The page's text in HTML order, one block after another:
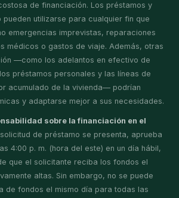
de financiación. Los préstamos y
utilizarse para cualquier fin que
emergencias imprevistas, reparaciones
médicos o gastos de viaje. Además, otras
—como los adelantos en efectivo de
préstamos personales y las líneas de
acumulado de la vivienda— podrían
y adaptarse mejor a sus necesidades.
sobre la financiación en el
solicitud de préstamo se presenta, aprueba
4:00 p. m. (hora del este) en un día hábil,
que el solicitante reciba los fondos el
altas. Sin embargo, no se puede
de fondos el mismo día para todas las